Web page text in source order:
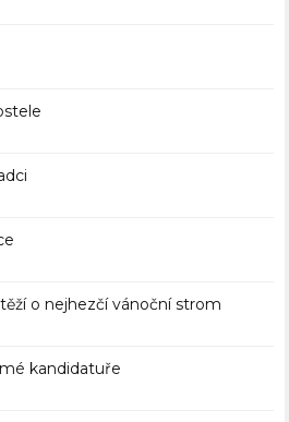
o nejhezčí vánoční strom
kandidatuře